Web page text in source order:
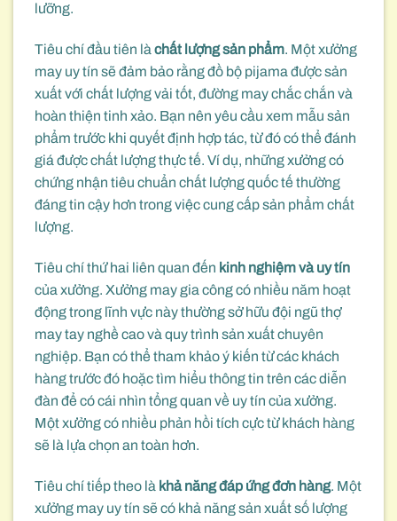
lưỡng.
Tiêu chí đầu tiên là chất lượng sản phẩm. Một xưởng
may uy tín sẽ đảm bảo rằng đồ bộ pijama được sản
xuất với chất lượng vải tốt, đường may chắc chắn và
hoàn thiện tinh xảo. Bạn nên yêu cầu xem mẫu sản
phẩm trước khi quyết định hợp tác, từ đó có thể đánh
giá được chất lượng thực tế. Ví dụ, những xưởng có
chứng nhận tiêu chuẩn chất lượng quốc tế thường
đáng tin cậy hơn trong việc cung cấp sản phẩm chất
lượng.
Tiêu chí thứ hai liên quan đến kinh nghiệm và uy tín
của xưởng. Xưởng may gia công có nhiều năm hoạt
động trong lĩnh vực này thường sở hữu đội ngũ thợ
may tay nghề cao và quy trình sản xuất chuyên
nghiệp. Bạn có thể tham khảo ý kiến từ các khách
hàng trước đó hoặc tìm hiểu thông tin trên các diễn
đàn để có cái nhìn tổng quan về uy tín của xưởng.
Một xưởng có nhiều phản hồi tích cực từ khách hàng
sẽ là lựa chọn an toàn hơn.
Tiêu chí tiếp theo là khả năng đáp ứng đơn hàng. Một
xưởng may uy tín sẽ có khả năng sản xuất số lượng